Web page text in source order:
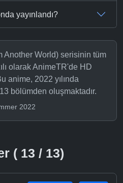
yayınlandı?
Another World) serisinin tüm
olarak AnimeTR'de HD
anime, 2022 yılında
bölümden oluşmaktadır.
2022
( 13 / 13)